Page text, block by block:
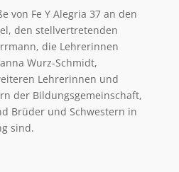
von Fe Y Alegria 37 an den
den stellvertretenden
die Lehrerinnen
Wurz-Schmidt,
Lehrerinnen und
der Bildungsgemeinschaft,
Brüder und Schwestern in
sind.